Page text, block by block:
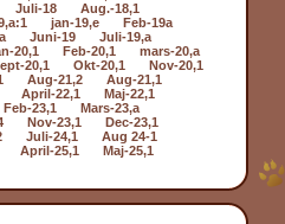
Juli-18
Aug.-18,1
jan-19,e
Feb-19a
Juni-19
Juli-19,a
20,1 Feb-20,1
mars-20,a
20,1 Okt-20,1
Nov-20,1
Aug-21,2
Aug-21,1
April-22,1
Maj-22,1
Feb-23,1
Mars-23,a
Nov-23,1
Dec-23,1
Juli-24,1
Aug 24-1
April-25,1
Maj-25,1